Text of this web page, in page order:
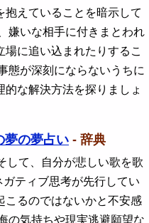
えていることを暗示して
嫌いな相手に付きまとわれ
に追い込まれたりするこ
態が深刻にならないうちに
な解決方法を探りましょ
夢の夢占い - 辞典
して、自分が悲しい歌を歌
ガティブ思考が先行してい
こるのではないかと不安感
の気持ちや現実逃避願望な